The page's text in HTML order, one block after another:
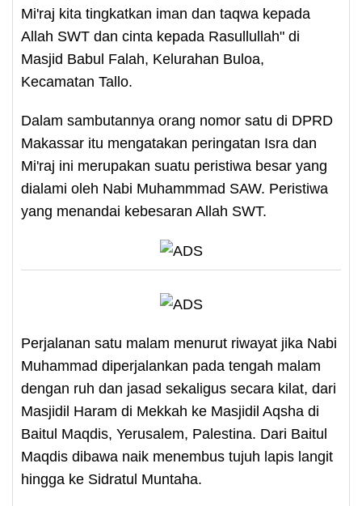
Mi'raj kita tingkatkan iman dan taqwa kepada
Allah SWT dan cinta kepada Rasullullah" di
Masjid Babul Falah, Kelurahan Buloa,
Kecamatan Tallo.
Dalam sambutannya orang nomor satu di DPRD
Makassar itu mengatakan peringatan Isra dan
Mi'raj ini merupakan suatu peristiwa besar yang
dialami oleh Nabi Muhammmad SAW. Peristiwa
yang menandai kebesaran Allah SWT.
Perjalanan satu malam menurut riwayat jika Nabi
Muhammad diperjalankan pada tengah malam
dengan ruh dan jasad sekaligus secara kilat, dari
Masjidil Haram di Mekkah ke Masjidil Aqsha di
Baitul Maqdis, Yerusalem, Palestina. Dari Baitul
Maqdis dibawa naik menembus tujuh lapis langit
hingga ke Sidratul Muntaha.